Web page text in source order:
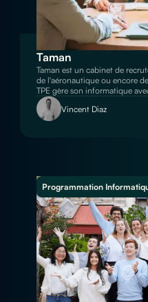
Taman
Taman est un cabinet de
de l'aéronautique ou encore
TPE gère son informatique
Vincent Diaz
Programmation